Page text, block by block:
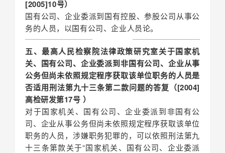
[2005]10号）
国有公司、企业委派到国有控股、参股公司从事公
务的人员，以国有公司、企业人员论。
五、最高人民检察院法律政策研究室关于国家机
关、国有公司、企业委派到非国有公司、企业从事
公务但尚未依照规定程序获取该单位职务的人员是
否适用刑法第九十三条第二款问题的答复（[2004]
高检研发第17号 ）
对于国家机关、国有公司、企业委派到非国有公
司、企业从事公务但尚未依照规定程序获取该单位
职务的人员，涉嫌职务犯罪的，可以依照刑法第九
十三条第款关于“国家机关、国有公司、企业委派